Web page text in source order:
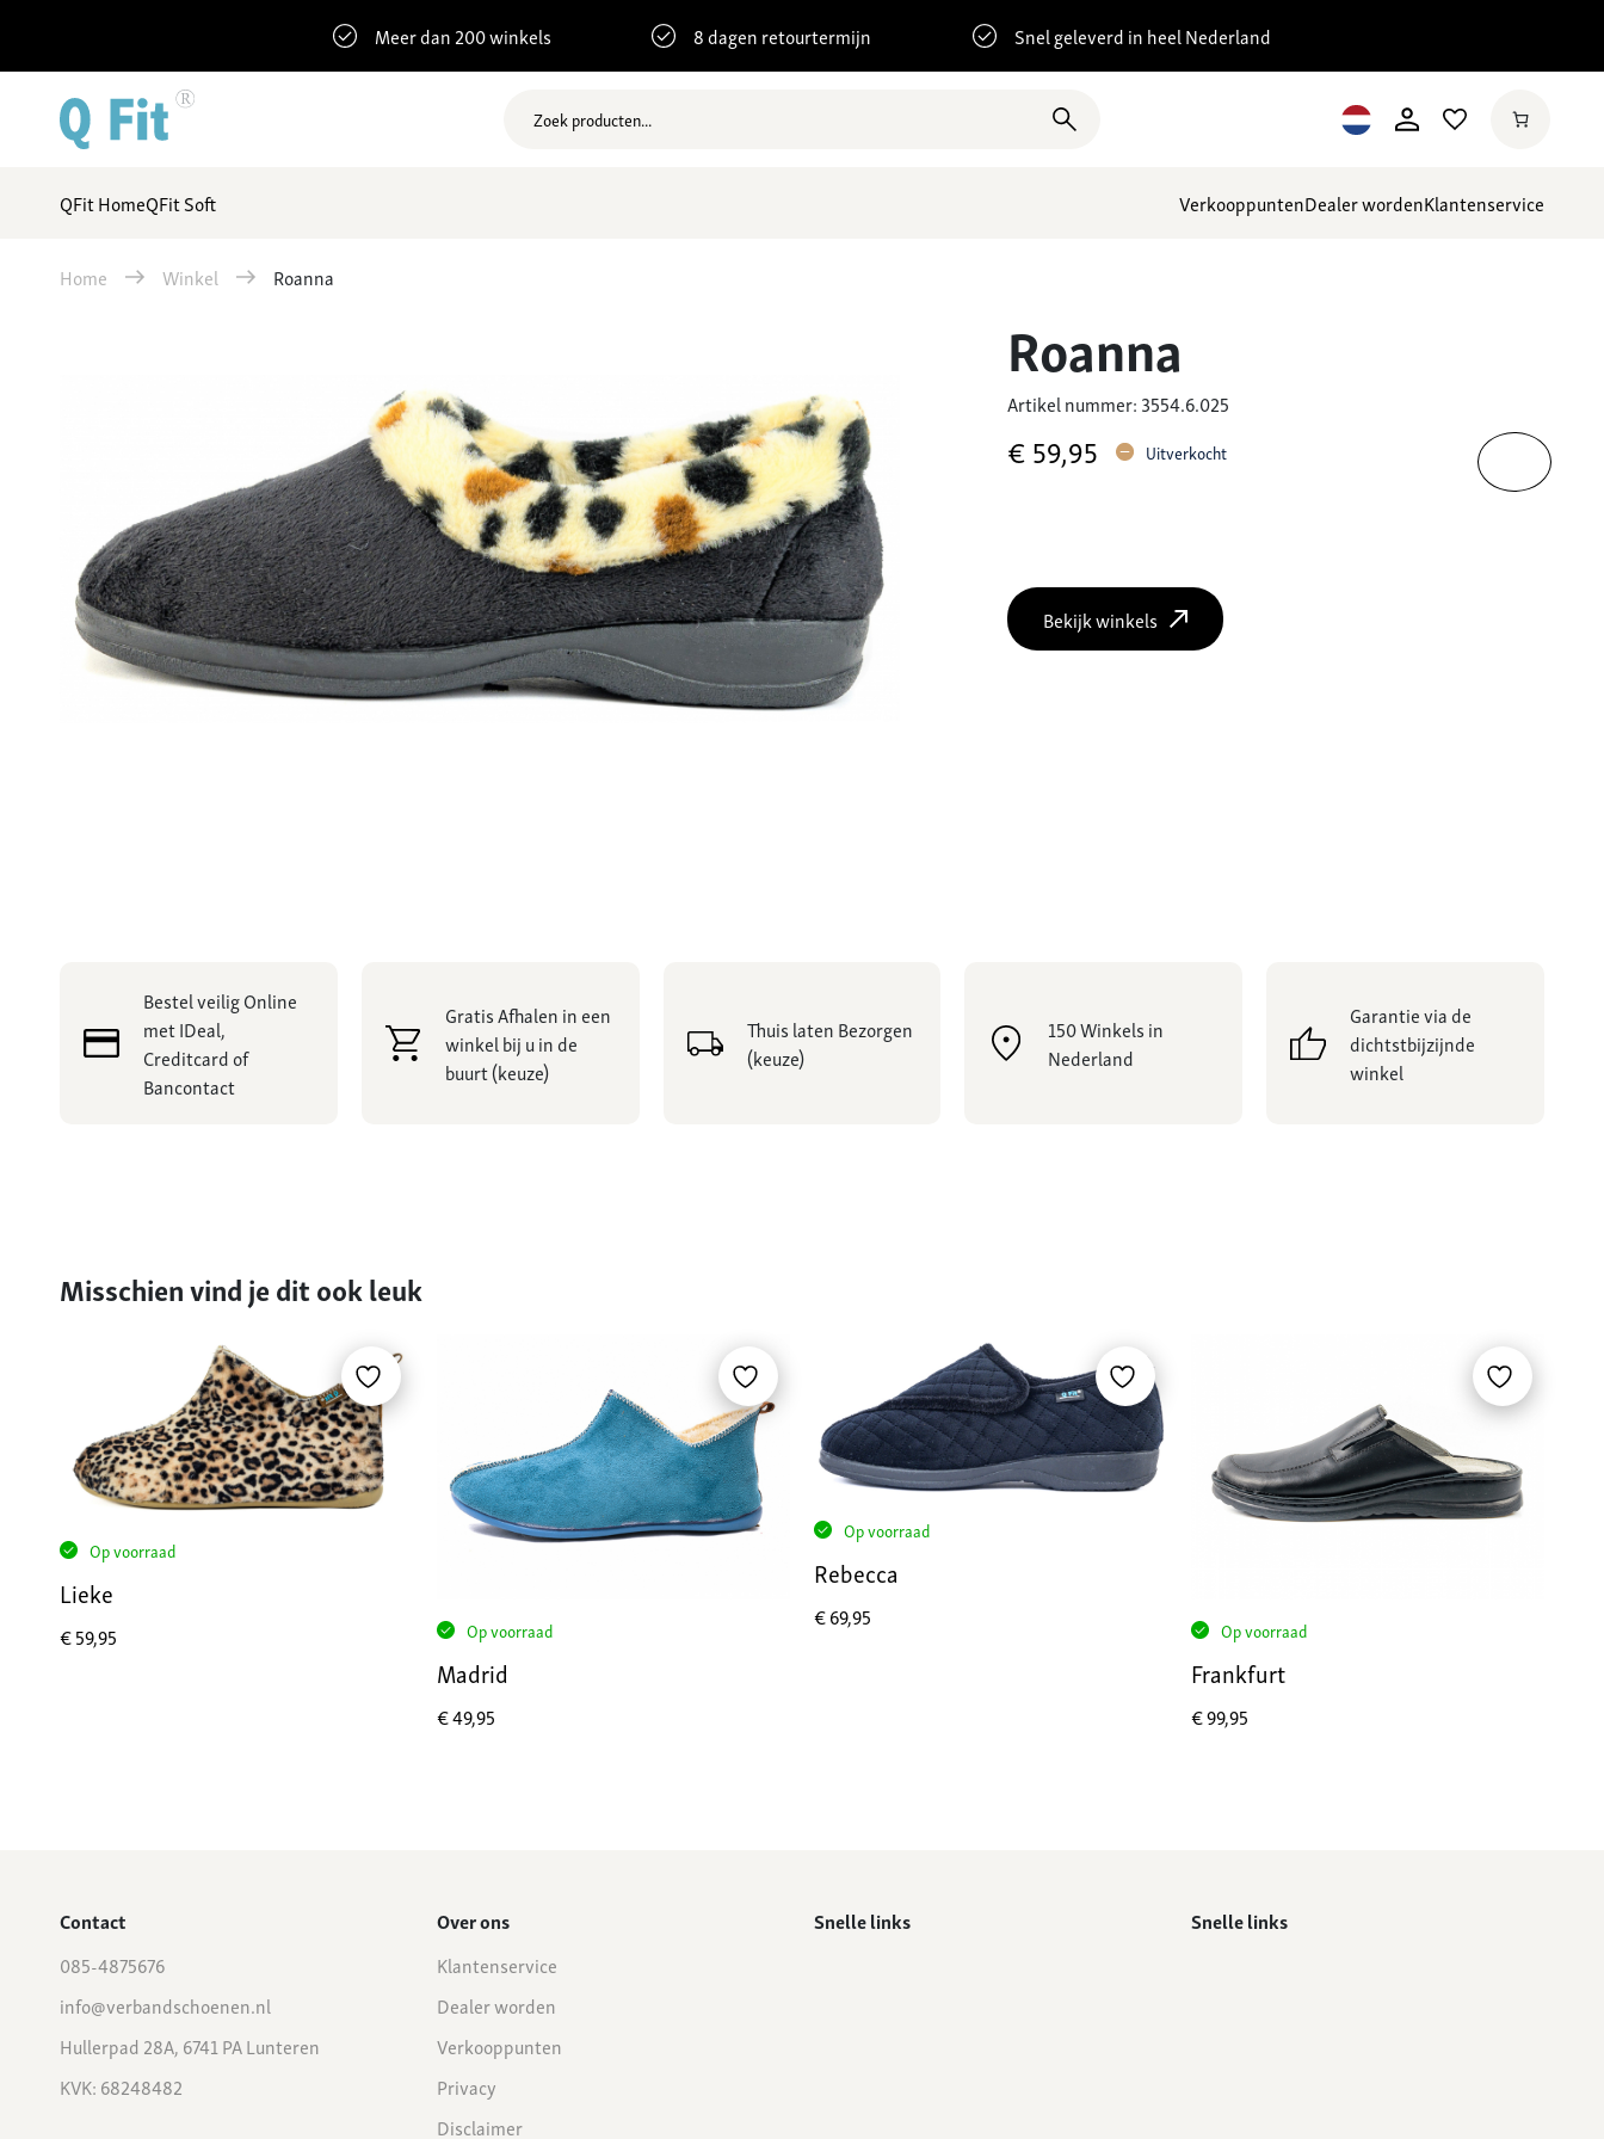
Meer dan 200 winkels 8 dagen retourtermijn Snel geleverd in heel Nederland
QFit HomeQFit Soft VerkooppuntenDealer wordenKlantenservice
Home Winkel Roanna
Roanna
Artikel nummer: 3554.6.025
€59,95 Uitverkocht
Bekijk winkels
Bestel veilig Online
met IDeal,
Creditcard of
Bancontact
Gratis Afhalen in een
winkel bij u in de
buurt (keuze)
Thuis laten Bezorgen
(keuze)
150 Winkels in
Nederland
Garantie via de
dichtstbijzijnde
winkel
Misschien vind je dit ook leuk
Op voorraad
Lieke
€59,95 Op voorraad
Madrid
€49,95
Op voorraad
Rebecca
€69,95 Op voorraad
Frankfurt
€99,95
Contact
085-4875676
info@verbandschoenen.nl
Hullerpad 28A, 6741 PA Lunteren
KVK: 68248482
Over ons
Klantenservice
Dealer worden
Verkooppunten
Privacy
Disclaimer
Snelle links Snelle links